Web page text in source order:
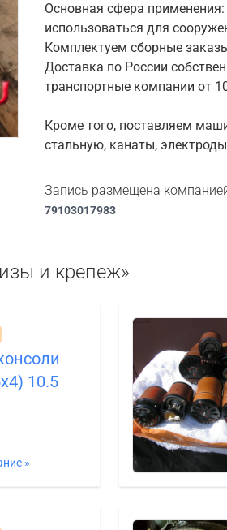
Основная сфера
использоваться для
Комплектуем сборные
Доставка по России
транспортные компании от
Кроме того, поставляем
стальную, канаты,
Запись размещена
79103017983
и крепеж»
10.5
»